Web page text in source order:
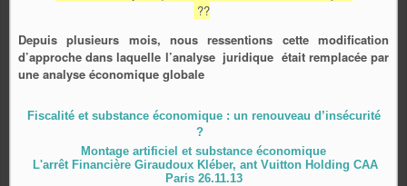
??
Depuis plusieurs mois, nous ressentions cette modification
d’approche dans laquelle l’analyse juridique était remplacée par
une analyse économique globale
Fiscalité et substance économique : un renouveau d’insécurité
?
Montage artificiel et substance économique
L'arrêt Financière Giraudoux Kléber, ant Vuitton Holding CAA
Paris 26.11.13